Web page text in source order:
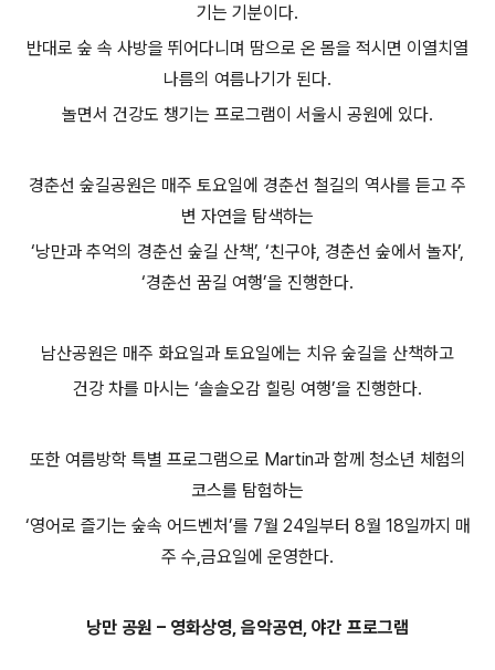
기는 기분이다.
반대로 숲 속 사방을 뛰어다니며 땀으로 온 몸을 적시면 이열치열
나름의 여름나기가 된다.
놀면서 건강도 챙기는 프로그램이 서울시 공원에 있다.
경춘선 숲길공원은 매주 토요일에 경춘선 철길의 역사를 듣고 주
변 자연을 탐색하는
‘낭만과 추억의 경춘선 숲길 산책’, ‘친구야, 경춘선 숲에서 놀자’,
‘경춘선 꿈길 여행’을 진행한다.
남산공원은 매주 화요일과 토요일에는 치유 숲길을 산책하고
건강 차를 마시는 ‘솔솔오감 힐링 여행’을 진행한다.
또한 여름방학 특별 프로그램으로 Martin과 함께 청소년 체험의
코스를 탐험하는
‘영어로 즐기는 숲속 어드벤처’를 7월 24일부터 8월 18일까지 매
주 수,금요일에 운영한다.
낭만 공원 – 영화상영, 음악공연, 야간 프로그램